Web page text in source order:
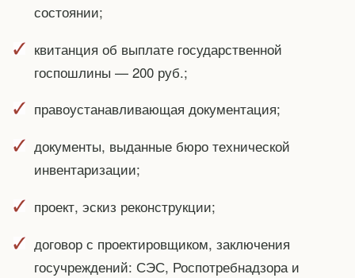
состоянии;
квитанция об выплате государственной
госпошлины — 200 руб.;
правоустанавливающая документация;
документы, выданные бюро технической
инвентаризации;
проект, эскиз реконструкции;
договор с проектировщиком, заключения
госучреждений: СЭС, Роспотребнадзора и